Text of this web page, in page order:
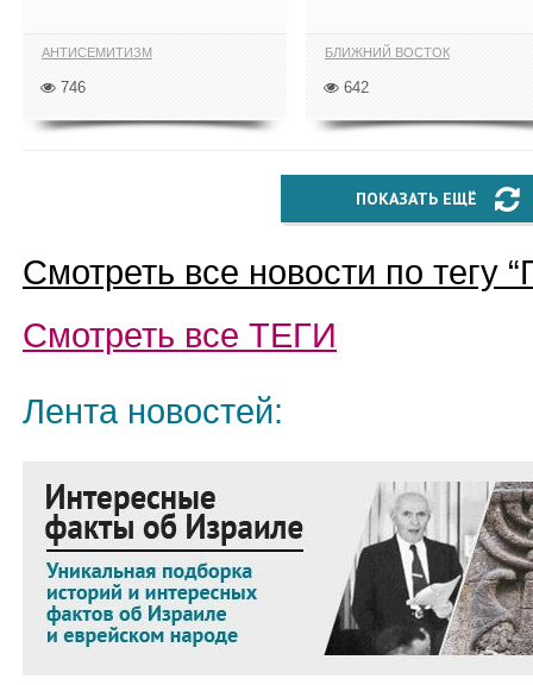
АНТИСЕМИТИЗМ
746
БЛИЖНИЙ ВОСТОК
642
ПОКАЗАТЬ ЕЩЁ
Смотреть все новости по тегу “
Смотреть все ТЕГИ
Лента новостей: